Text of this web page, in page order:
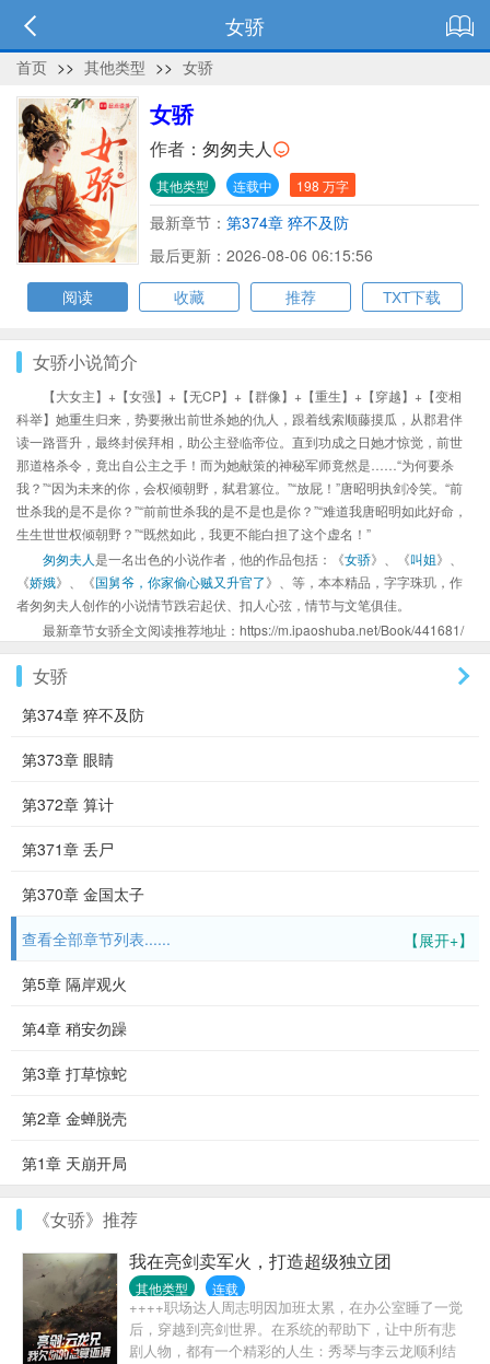
女骄
首页 >> 其他类型 >> 女骄
女骄
作者： 匆匆夫人
其他类型 连载中 198 万字
最新章节： 第374章 猝不及防
最后更新：2026-08-06 06:15:56
阅读
收藏 推荐 TXT下载
女骄小说简介
【大女主】+【女强】+【无CP】+【群像】+【重生】+【穿越】+【变相
科举】她重生归来，势要揪出前世杀她的仇人，跟着线索顺藤摸瓜，从郡君伴
读一路晋升，最终封侯拜相，助公主登临帝位。直到功成之日她才惊觉，前世
那道格杀令，竟出自公主之手！而为她献策的神秘军师竟然是……“为何要杀
我？”“因为未来的你，会权倾朝野，弑君篡位。”“放屁！”唐昭明执剑冷笑。“前
世杀我的是不是你？”“前前世杀我的是不是也是你？”“难道我唐昭明如此好命，
生生世世权倾朝野？”“既然如此，我更不能白担了这个虚名！”
匆匆夫人是一名出色的小说作者，他的作品包括：《女骄》、《叫姐》、
《娇娥》、《国舅爷，你家偷心贼又升官了》、等，本本精品，字字珠玑，作
者匆匆夫人创作的小说情节跌宕起伏、扣人心弦，情节与文笔俱佳。
最新章节女骄全文阅读推荐地址：https://m.ipaoshuba.net/Book/441681/
女骄
第374章 猝不及防
第373章 眼睛
第372章 算计
第371章 丢尸
第370章 金国太子
【展开+】
查看全部章节列表......
第5章 隔岸观火
第4章 稍安勿躁
第3章 打草惊蛇
第2章 金蝉脱壳
第1章 天崩开局
《女骄》推荐
我在亮剑卖军火，打造超级独立团
其他类型 连载
++++职场达人周志明因加班太累，在办公室睡了一觉
后，穿越到亮剑世界。在系统的帮助下，让中所有悲
剧人物，都有一个精彩的人生：秀琴与李云龙顺利结